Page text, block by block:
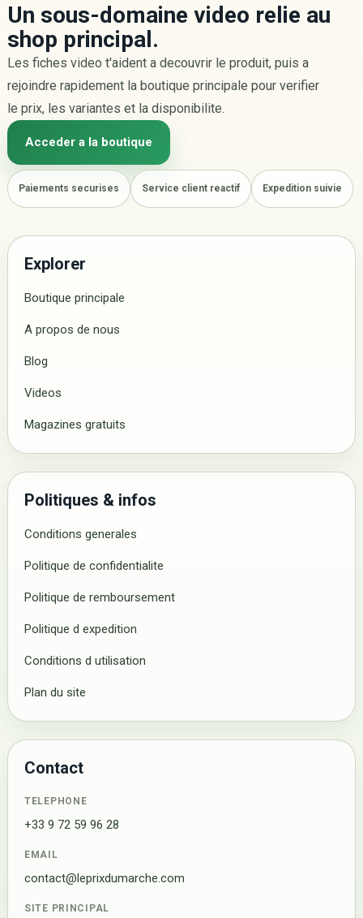
Un sous-domaine video relie au
shop principal.
Les fiches video t'aident a decouvrir le produit, puis a
rejoindre rapidement la boutique principale pour verifier
le prix, les variantes et la disponibilite.
Acceder a la boutique
Paiements securises Service client reactif Expedition suivie
Explorer
Boutique principale
A propos de nous
Blog
Videos
Magazines gratuits
Politiques & infos
Conditions generales
Politique de confidentialite
Politique de remboursement
Politique d expedition
Conditions d utilisation
Plan du site
Contact
TELEPHONE
+33 9 72 59 96 28
EMAIL
contact@leprixdumarche.com
SITE PRINCIPAL